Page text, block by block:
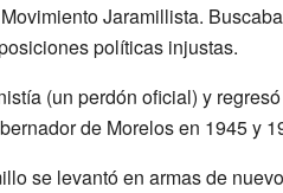
Jaramillista.
políticas injustas.
(un perdón oficial) y
de Morelos en 1945 y
se levantó en armas de